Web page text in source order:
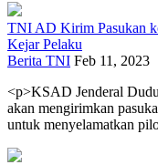
TNI AD Kirim Pasukan
Kejar Pelaku
Berita TNI Feb 11, 2023
<p>KSAD Jenderal
akan mengirimkan
untuk menyelamatkan